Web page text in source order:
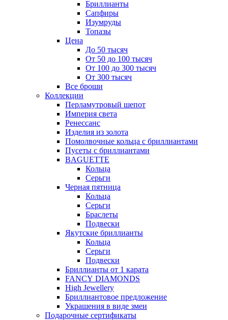
Бриллианты
Сапфиры
Изумруды
Топазы
Цена
До 50 тысяч
От 50 до 100 тысяч
От 100 до 300 тысяч
От 300 тысяч
Все броши
Коллекции
Перламутровый шепот
Империя света
Ренессанс
Изделия из золота
Помолвочные кольца с бриллиантами
Пусеты с бриллиантами
BAGUETTE
Кольца
Серьги
Черная пятница
Кольца
Серьги
Браслеты
Подвески
Якутские бриллианты
Кольца
Серьги
Подвески
Бриллианты от 1 карата
FANCY DIAMONDS
High Jewellery
Бриллиантовое предложение
Украшения в виде змеи
Подарочные сертификаты